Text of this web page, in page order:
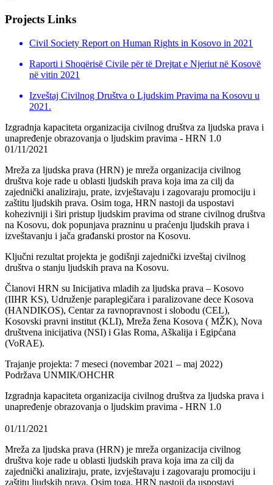
Projects Links
Civil Society Report on Human Rights in Kosovo in 2021
Raporti i Shoqërisë Civile për të Drejtat e Njeriut në Kosovë
në vitin 2021
Izveštaj Civilnog Društva o Ljudskim Pravima na Kosovu u
2021.
Izgradnja kapaciteta organizacija civilnog društva za ljudska prava i
unapređenje obrazovanja o ljudskim pravima - HRN 1.0
01/11/2021
Mreža za ljudska prava (HRN) je mreža organizacija civilnog
društva koje rade u oblasti ljudskih prava koja ima za cilj da
zajednički analiziraju, prate, izvještavaju i zagovaraju promociju i
zaštitu ljudskih prava. Osim toga, HRN nastoji da uspostavi
kohezivniji i širi pristup ljudskim pravima od strane civilnog društva
na Kosovu, dok popunjava prazninu u praćenju ljudskih prava i
izveštavanju i jača građanski prostor na Kosovu.
Ključni rezultat projekta je godišnji zajednički izveštaj civilnog
društva o stanju ljudskih prava na Kosovu.
Članovi HRN su Inicijativa mladih za ljudska prava – Kosovo
(IIHR KS), Udruženje paraplegičara i paralizovane dece Kosova
(HANDIKOS), Centar za ravnopravnost i slobodu (CEL),
Kosovski pravni institut (KLI), Mreža žena Kosova ( MŽK), Nova
društvena inicijativa (NSI) i Glas Roma, Aškalija i Egipćana
(VoRAE).
Trajanje projekta: 7 meseci (novembar 2021 – maj 2022)
Podržava UNMIK/OHCHR
Izgradnja kapaciteta organizacija civilnog društva za ljudska prava i
unapređenje obrazovanja o ljudskim pravima - HRN 1.0
01/11/2021
Mreža za ljudska prava (HRN) je mreža organizacija civilnog
društva koje rade u oblasti ljudskih prava koja ima za cilj da
zajednički analiziraju, prate, izvještavaju i zagovaraju promociju i
zaštitu ljudskih prava. Osim toga, HRN nastoji da uspostavi